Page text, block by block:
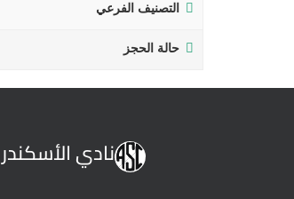
التصنيف الفرعي
حالة الحجز
نادي